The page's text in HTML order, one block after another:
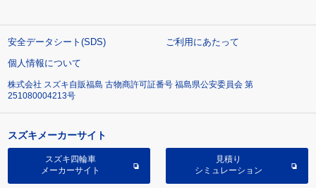
安全データシート(SDS)
ご利用にあたって
個人情報について
株式会社 スズキ自販福島 古物商許可証番号 福島県公安委員会 第
251080004213号
スズキメーカーサイト
スズキ四輪車
メーカーサイト
見積り
シミュレーション